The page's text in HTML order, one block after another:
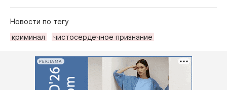
Новости по тегу
криминал
чистосердечное признание
РЕКЛАМА